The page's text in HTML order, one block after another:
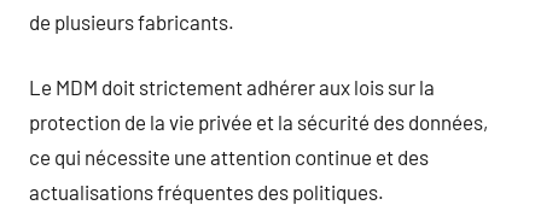
de plusieurs fabricants.
Le MDM doit strictement adhérer aux lois sur la
protection de la vie privée et la sécurité des données,
ce qui nécessite une attention continue et des
actualisations fréquentes des politiques.